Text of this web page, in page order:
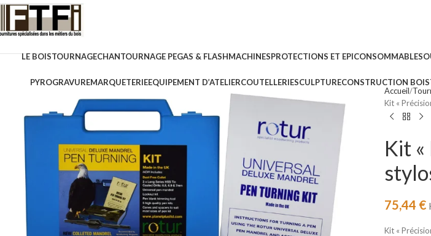
LE BOISTOURNAGECHANTOURNAGE PEGAS & FLASHMACHINESPROTECTIONS ET EPICONSOMMABLES
PYROGRAVUREMARQUETERIEEQUIPEMENT D’ATELIERCOUTELLERIESCULPTURECONSTRUCTION BOIS
Accueil
Kit «
Kit
75,44 €
Kit «